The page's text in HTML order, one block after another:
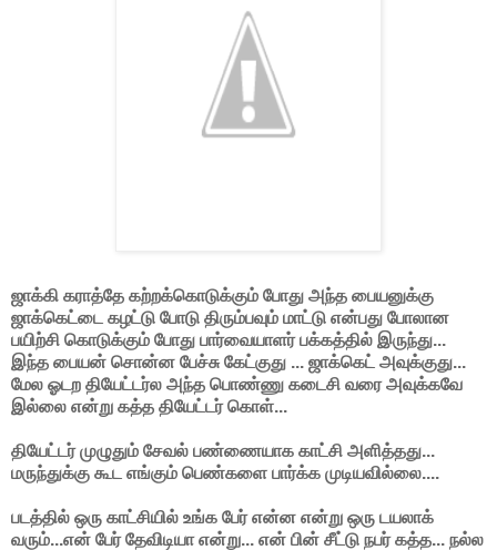
ஜாக்கி கராத்தே கற்றக்கொடுக்கும் போது அந்த பையனுக்கு
ஜாக்கெட்டை கழட்டு போடு திரும்பவும் மாட்டு என்பது போலான
பயிற்சி கொடுக்கும் போது பார்வையாளர் பக்கத்தில் இருந்து...
இந்த பையன் சொன்ன பேச்சு கேட்குது ... ஜாக்கெட் அவுக்குது...
மேல ஓடற தியேட்டர்ல அந்த பொண்ணு கடைசி வரை அவுக்கவே
இல்லை என்று கத்த தியேட்டர் கொள்...
தியேட்டர் முழுதும் சேவல் பண்ணையாக காட்சி அளித்தது...
மருந்துக்கு கூட எங்கும் பெண்களை பார்க்க முடியவில்லை....
படத்தில் ஒரு காட்சியில் உங்க பேர் என்ன என்று ஒரு டயலாக்
வரும்...என் பேர் தேவிடியா என்று... என் பின் சீட்டு நபர் கத்த... நல்ல